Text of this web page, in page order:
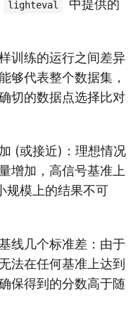
lighteval
中提供的
训练的运行之间差异
够代表整个数据集，
切的数据点选择比对
(或接近)：理想情况
增加，高信号基准上
规模上的结果不可
线几个标准差：由于
法在任何基准上达到
保得到的分数高于随